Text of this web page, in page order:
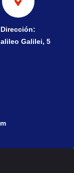
Dirección:
Galilei, 5